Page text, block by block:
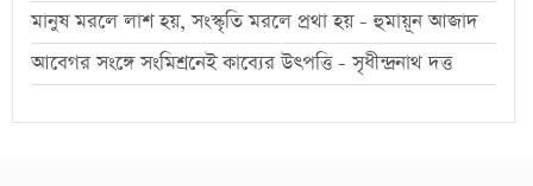
মানুষ মরলে লাশ হয়, সংস্কৃতি মরলে প্রথা হয় - হুমায়ূন আজাদ
আবেগর সংঙ্গে সংমিশ্রনেই কাব্যের উৎপত্তি - সৃধীন্দ্রনাথ দত্ত